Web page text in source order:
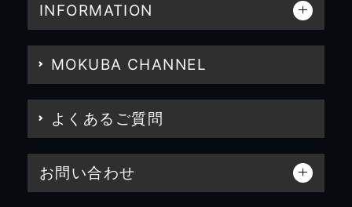
INFORMATION
MOKUBA CHANNEL
よくあるご質問
お問い合わせ